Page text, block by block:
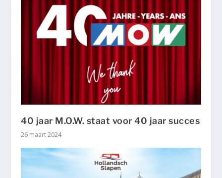
40 jaar M.O.W. staat voor 40 jaar succes
26 maart 2024